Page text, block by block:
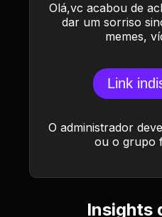
Olá,vc acabou de
dar um sorriso
memes,
Link
O administrador
ou o grupo
Insights